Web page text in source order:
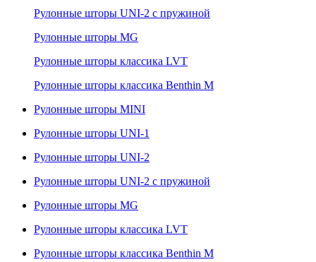
Рулонные шторы UNI-2 с пружиной
Рулонные шторы MG
Рулонные шторы классика LVT
Рулонные шторы классика Benthin M
Рулонные шторы MINI
Рулонные шторы UNI-1
Рулонные шторы UNI-2
Рулонные шторы UNI-2 с пружиной
Рулонные шторы MG
Рулонные шторы классика LVT
Рулонные шторы классика Benthin M